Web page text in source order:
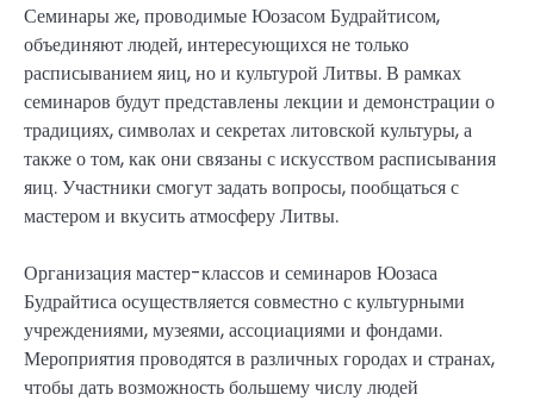
Семинары же, проводимые Юозасом Будрайтисом,
объединяют людей, интересующихся не только
расписыванием яиц, но и культурой Литвы. В рамках
семинаров будут представлены лекции и демонстрации о
традициях, символах и секретах литовской культуры, а
также о том, как они связаны с искусством расписывания
яиц. Участники смогут задать вопросы, пообщаться с
мастером и вкусить атмосферу Литвы.
Организация мастер-классов и семинаров Юозаса
Будрайтиса осуществляется совместно с культурными
учреждениями, музеями, ассоциациями и фондами.
Мероприятия проводятся в различных городах и странах,
чтобы дать возможность большему числу людей